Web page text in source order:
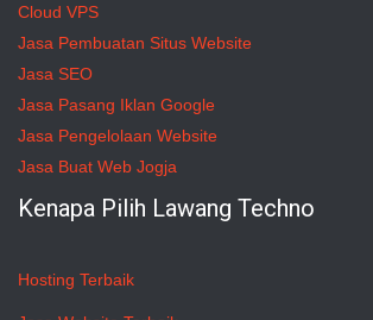
Cloud VPS
Jasa Pembuatan Situs Website
Jasa SEO
Jasa Pasang Iklan Google
Jasa Pengelolaan Website
Jasa Buat Web Jogja
Kenapa Pilih Lawang Techno
Hosting Terbaik